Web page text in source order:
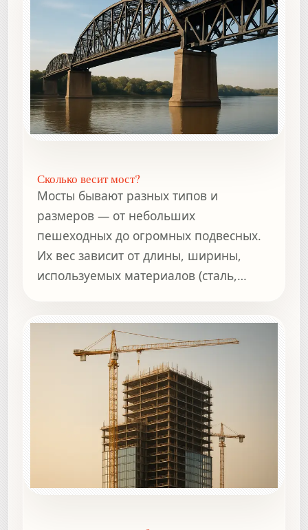
Сколько весит мост?
Мосты бывают разных типов и
размеров — от небольших
пешеходных до огромных подвесных.
Их вес зависит от длины, ширины,
используемых материалов (сталь,